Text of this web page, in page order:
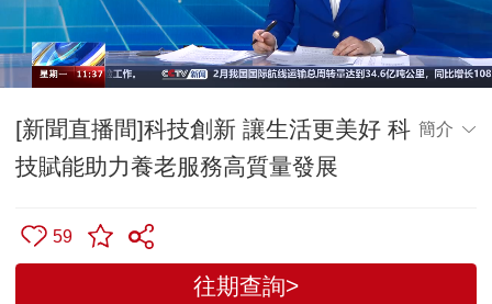
[新聞直播間]科技創新 讓生活更美好 科
技賦能助力養老服務高質量發展
簡介
59
往期查詢>